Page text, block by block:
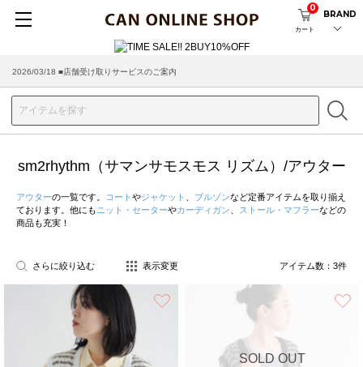
カート
0
BRAND
2026/03/18 ■店舗受け取りサービスのご案内
sm2rhythm（サマンサモスモス リズム）/アウター
アウターの一覧です。 コート やジャケット ブルゾンなど定番アイテムを取り揃え
ております。他にも ニット・セーターやカーディガン ストール・マフラーなどの
商品も充実！
さらに絞り込む 表示変更 アイテム数： 3件
SOLD OUT